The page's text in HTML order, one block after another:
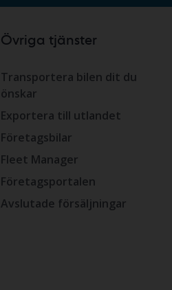
Övriga tjänster
Transportera bilen dit du
önskar
Exportera till utlandet
Företagsbilar
Fleet Manager
Företagsportalen
Avslutade försäljningar